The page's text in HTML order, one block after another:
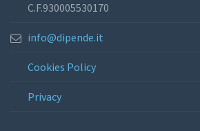
C.F.930005530170
info@dipende.it
Cookies Policy
Privacy